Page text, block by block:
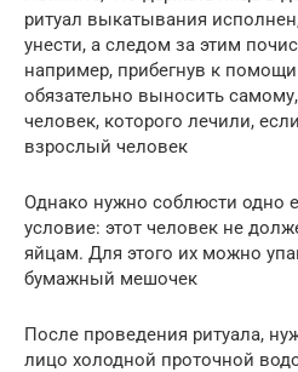
ритуал выкатывания
унести, а следом за этим
например, прибегнув к
обязательно выносить
человек, которого лечили,
взрослый человек
Однако нужно соблюсти одно
условие: этот человек не
яйцам. Для этого их можно
бумажный мешочек
После проведения ритуала,
лицо холодной проточной